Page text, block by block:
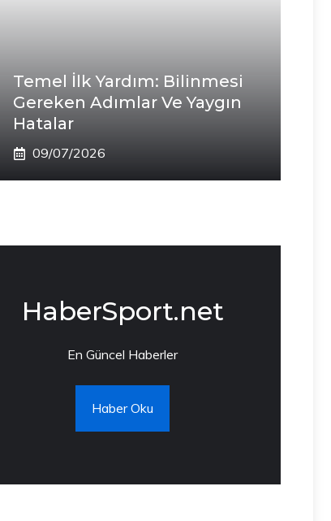
Temel İlk Yardım: Bilinmesi
Gereken Adımlar Ve Yaygın
Hatalar
09/07/2026
HaberSport.net
En Güncel Haberler
Haber Oku